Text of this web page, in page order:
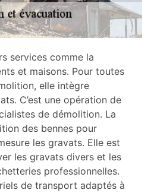
services comme la
et maisons. Pour toutes
elle intègre
C’est une opération de
de démolition. La
des bennes pour
les gravats. Elle est
les gravats divers et les
professionnelles.
de transport adaptés à